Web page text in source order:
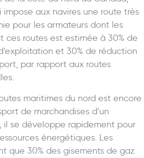
aux navires une route très
pour les armateurs dont les
ces routes est estimée à 30% de
et 30% de réduction
par rapport aux routes
maritimes du nord est encore
de marchandises d’un
il se développe rapidement pour
énergétiques. Les
que 30% des gisements de gaz